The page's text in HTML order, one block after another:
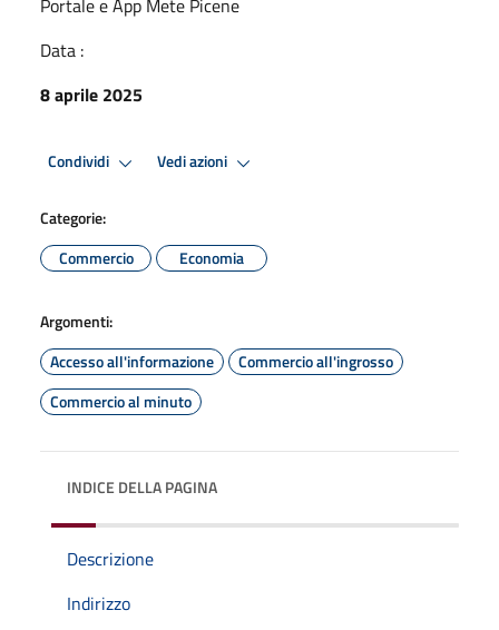
Data :
8 aprile 2025
Condividi Vedi azioni
Categorie:
Commercio
Economia
Argomenti:
Accesso all'informazione
Commercio all'ingrosso
Commercio al minuto
INDICE DELLA PAGINA
Descrizione
Indirizzo